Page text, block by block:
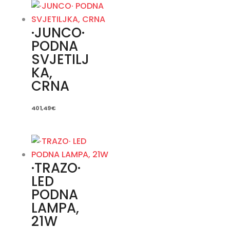
·JUNCO·
PODNA
SVJETILJ
KA,
CRNA
401,49€
·TRAZO·
LED
PODNA
LAMPA,
21W